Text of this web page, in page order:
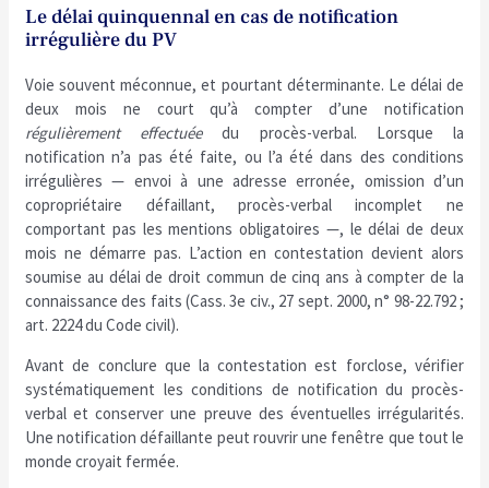
Le délai quinquennal en cas de notification
irrégulière du PV
Voie souvent méconnue, et pourtant déterminante. Le délai de
deux mois ne court qu’à compter d’une notification
régulièrement effectuéedu procès-verbal. Lorsque la
notification n’a pas été faite, ou l’a été dans des conditions
irrégulières — envoi à une adresse erronée, omission d’un
copropriétaire défaillant, procès-verbal incomplet ne
comportant pas les mentions obligatoires —, le délai de deux
mois ne démarre pas. L’action en contestation devient alors
soumise au délai de droit commun de cinq ans à compter de la
connaissance des faits (Cass. 3e civ., 27 sept. 2000, n° 98-22.792 ;
art. 2224 du Code civil).
Avant de conclure que la contestation est forclose, vérifier
systématiquement les conditions de notification du procès-
verbal et conserver une preuve des éventuelles irrégularités.
Une notification défaillante peut rouvrir une fenêtre que tout le
monde croyait fermée.